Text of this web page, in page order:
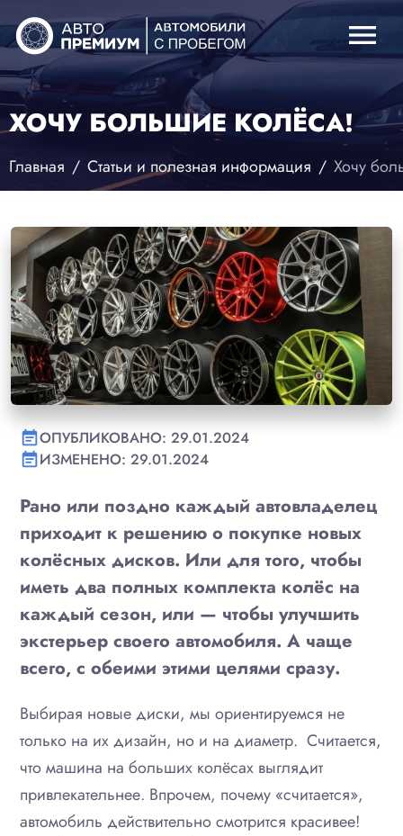
menu
ХОЧУ БОЛЬШИЕ КОЛЁСА!
Главная Статьи и полезная информация Хочу
event_noteОПУБЛИКОВАНО: 29.01.2024
event_noteИЗМЕНЕНО: 29.01.2024
Рано или поздно каждый автовладелец
приходит к решению о покупке новых
колёсных дисков. Или для того, чтобы
иметь два полных комплекта колёс на
каждый сезон, или — чтобы улучшить
экстерьер своего автомобиля. А чаще
всего, с обеими этими целями сразу.
Выбирая новые диски, мы ориентируемся не
только на их дизайн, но и на диаметр. Считается,
что машина на больших колёсах выглядит
привлекательнее. Впрочем, почему «считается»,
автомобиль действительно смотрится красивее!